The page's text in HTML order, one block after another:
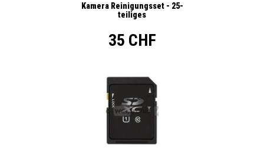
Kamera Reinigungsset - 25-
teiliges
35 CHF